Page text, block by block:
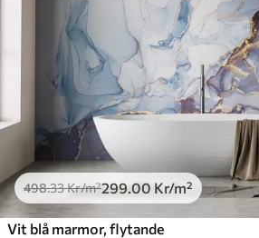
498.33Kr/m²299.00 Kr/m²
Vit blå marmor, flytande